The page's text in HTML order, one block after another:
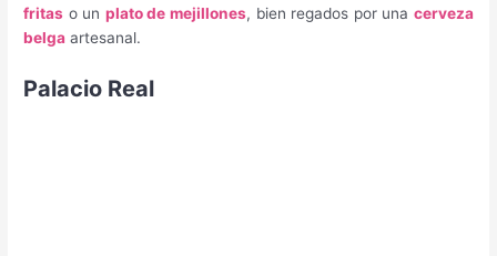
fritas o un plato de mejillones, bien regados por una cerveza
belga artesanal.
Palacio Real